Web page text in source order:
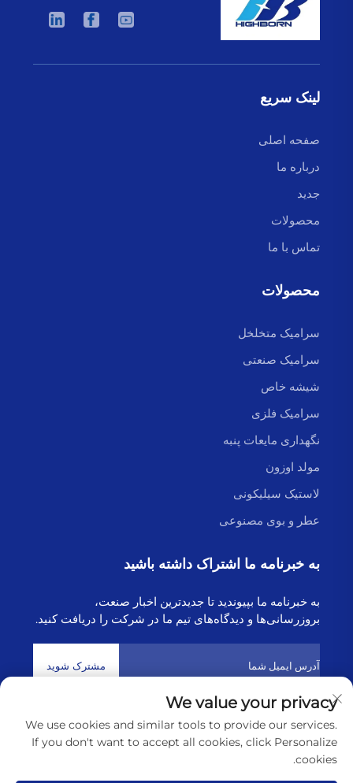
لینک سریع
صفحه اصلی
درباره ما
جدید
محصولات
تماس با ما
محصولات
سرامیک متخلخل
سرامیک صنعتی
شیشه خاص
سرامیک فلزی
نگهداری مایعات پنبه
مولد اوزون
لاستیک سیلیکونی
عطر و بوی مصنوعی
به خبرنامه ما اشتراک داشته باشید
به خبرنامه ما بپیوندید تا جدیدترین اخبار صنعت،
بروزرسانی‌ها و دیدگاه‌های تیم ما در شرکت را دریافت کنید.
مشترک شوید
حق تکثیر © 2025 توسط شرکت فناوری هایبورن لیانیونگانگ
سیاست
حفظ حریم خصوصی
We value your privacy
We use cookies and similar tools to provide our services.
If you don't want to accept all cookies, click Personalize
cookies.